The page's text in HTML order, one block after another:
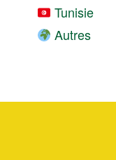
Tunisie
Autres